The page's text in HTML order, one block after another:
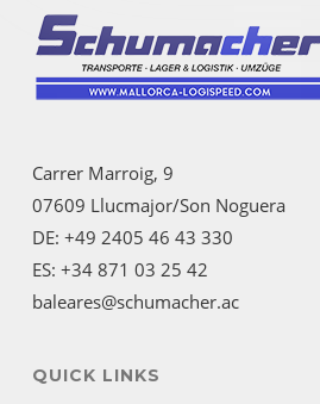
Carrer Marroig, 9
07609 Llucmajor/Son Noguera
DE: +49 2405 46 43 330
ES: +34 871 03 25 42
baleares@schumacher.ac
QUICK LINKS